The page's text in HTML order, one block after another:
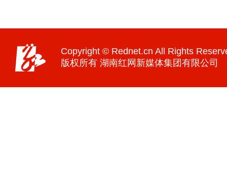
Copyright © Rednet.cn All Rights
版权所有 湖南红网新媒体集团有限公司